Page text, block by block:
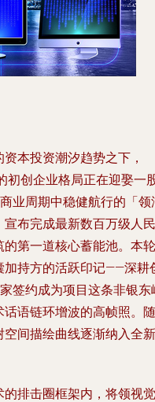
本投资潮汐趋势之下，
初创企业格局正在迎娶一
业周期中稳健航行的「领
布完成最新数百万级人民
第一道核心蓄能池。本轮
加持方的活跃印记——深耕
签约成为项目这条非银东
语链环增波的高帧照。随
间描绘曲线逐渐纳入全新
排击圈框架内，将领视觉